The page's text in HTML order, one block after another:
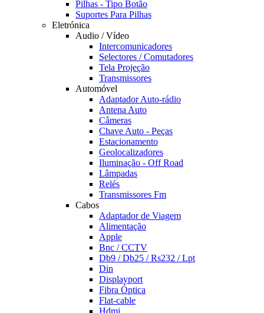
Pilhas - Tipo Botão
Suportes Para Pilhas
Eletrónica
Audio / Vídeo
Intercomunicadores
Selectores / Comutadores
Tela Projeção
Transmissores
Automóvel
Adaptador Auto-rádio
Antena Auto
Câmeras
Chave Auto - Peças
Estacionamento
Geolocalizadores
Iluminação - Off Road
Lâmpadas
Relés
Transmissores Fm
Cabos
Adaptador de Viagem
Alimentação
Apple
Bnc / CCTV
Db9 / Db25 / Rs232 / Lpt
Din
Displayport
Fibra Óptica
Flat-cable
Hdmi